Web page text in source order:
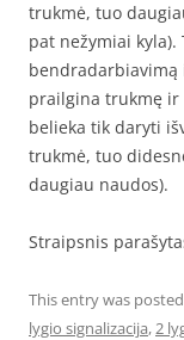
trukmė, tuo
pat nežymiai
bendradarbiavimą
prailgina trukmę ir
belieka tik daryti
trukmė, tuo
daugiau naudos).
Straipsnis
This entry was
lygio signalizacija,2